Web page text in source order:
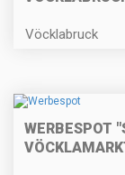
Vöcklabruck
WERBESPOT